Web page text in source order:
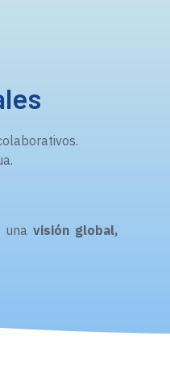
una visión global,